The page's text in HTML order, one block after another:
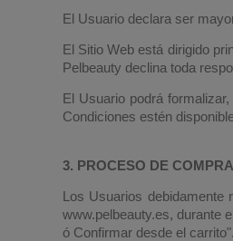
El Usuario declara ser
El Sitio Web está dirigido
Pelbeauty declina toda
El Usuario podrá
Condiciones estén
3. PROCESO DE
Los Usuarios debidamente
www.pelbeauty.es, durante
ó Confirmar desde el carrito".